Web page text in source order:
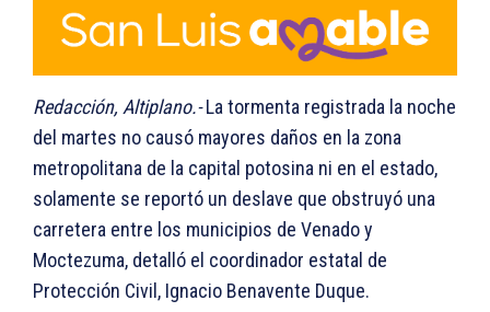
Redacción, Altiplano.-La tormenta registrada la noche
del martes no causó mayores daños en la zona
metropolitana de la capital potosina ni en el estado,
solamente se reportó un deslave que obstruyó una
carretera entre los municipios de Venado y
Moctezuma, detalló el coordinador estatal de
Protección Civil, Ignacio Benavente Duque.